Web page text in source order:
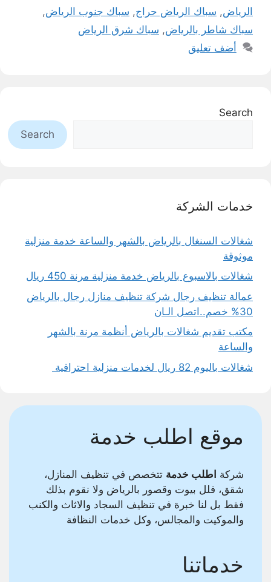
الرياض, سباك الرياض حراج, سباك جنوب الرياض,
سباك شاطر بالرياض, سباك شرق الرياض
أضف تعليق
Search
Search
خدمات الشركة
شغالات السنغال بالرياض بالشهر والساعة خدمة منزلية
موثوقة
شغالات بالاسبوع بالرياض خدمة منزلية مرنة 450 ريال
عمالة تنظيف رجال شركة تنظيف منازل رجال بالرياض
30% خصم..اتصل الـان
مكتب تقديم شغالات بالرياض أنظمة مرنة بالشهر
والساعة
شغالات باليوم 82 ريال لخدمات منزلية احترافية
موقع اطلب خدمة
شركة اطلب خدمة تتخصص في تنظيف المنازل،
شقق، فلل بيوت وقصور بالرياض ولا نقوم بذلك
فقط بل لنا خبرة في تنظيف السجاد والاثاث والكنب
والموكيت والمجالس، وكل خدمات النظافة
خدماتنا